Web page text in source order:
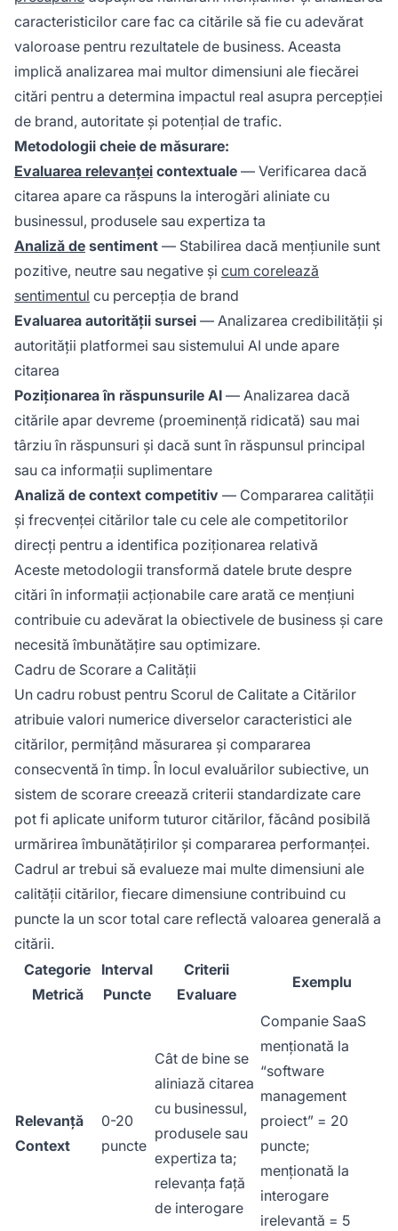
caracteristicilor care fac ca citările să fie cu adevărat
valoroase pentru rezultatele de business. Aceasta
implică analizarea mai multor dimensiuni ale fiecărei
citări pentru a determina impactul real asupra percepției
de brand, autoritate și potențial de trafic.
Metodologii cheie de măsurare:
Evaluarea relevanței contextuale — Verificarea dacă
citarea apare ca răspuns la interogări aliniate cu
businessul, produsele sau expertiza ta
Analiză de sentiment — Stabilirea dacă mențiunile sunt
pozitive, neutre sau negative și cum corelează
sentimentul cu percepția de brand
Evaluarea autorității sursei — Analizarea credibilității și
autorității platformei sau sistemului AI unde apare
citarea
Poziționarea în răspunsurile AI — Analizarea dacă
citările apar devreme (proeminență ridicată) sau mai
târziu în răspunsuri și dacă sunt în răspunsul principal
sau ca informații suplimentare
Analiză de context competitiv — Compararea calității
și frecvenței citărilor tale cu cele ale competitorilor
direcți pentru a identifica poziționarea relativă
Aceste metodologii transformă datele brute despre
citări în informații acționabile care arată ce mențiuni
contribuie cu adevărat la obiectivele de business și care
necesită îmbunătățire sau optimizare.
Cadru de Scorare a Calității
Un cadru robust pentru Scorul de Calitate a Citărilor
atribuie valori numerice diverselor caracteristici ale
citărilor, permițând măsurarea și compararea
consecventă în timp. În locul evaluărilor subiective, un
sistem de scorare creează criterii standardizate care
pot fi aplicate uniform tuturor citărilor, făcând posibilă
urmărirea îmbunătățirilor și compararea performanței.
Cadrul ar trebui să evalueze mai multe dimensiuni ale
calității citărilor, fiecare dimensiune contribuind cu
puncte la un scor total care reflectă valoarea generală a
citării.
Categorie
Metrică
Interval
Puncte
Criterii
Evaluare
Exemplu
Relevanță
Context
0-20
puncte
Cât de bine se
aliniază citarea
cu businessul,
produsele sau
expertiza ta;
relevanța față
de interogare
Companie SaaS
menționată la
“software
management
proiect” = 20
puncte;
menționată la
interogare
irelevantă = 5